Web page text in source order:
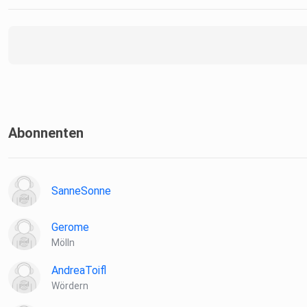
Abonnenten
SanneSonne
Gerome
Mölln
AndreaToifl
Wördern